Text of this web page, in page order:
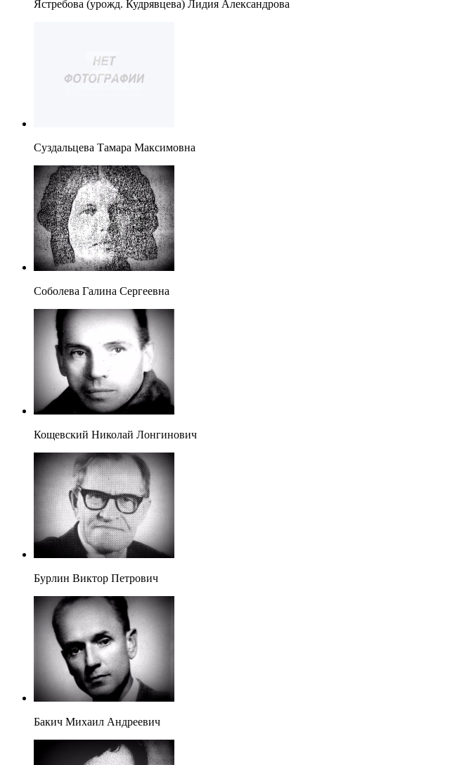
Ястребова (урожд. Кудрявцева) Лидия Александрова
Суздальцева Тамара Максимовна
Соболева Галина Сергеевна
Кощевский Николай Лонгинович
Бурлин Виктор Петрович
Бакич Михаил Андреевич